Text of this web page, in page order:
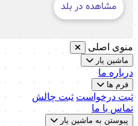
منوی اصلی
ماشین یار
درباره ما
فرم ها
ثبت درخواست ثبت چالش
تماس با ما
پیوستن به ماشین یار